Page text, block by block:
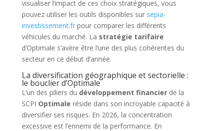
visualiser l’impact de ces choix stratégiques, vous
pouvez utiliser les outils disponibles sur sepia-
investissement.frpour comparer les différents
véhicules du marché. La stratégie tarifaire
d’Optimale s’avère être l’une des plus cohérentes du
secteur en ce début d’année.
La diversification géographique et sectorielle :
le bouclier d’Optimale
L’un des piliers du développement financierde la
SCPI Optimale réside dans son incroyable capacité à
diversifier ses risques. En 2026, la concentration
excessive est l’ennemi de la performance. En